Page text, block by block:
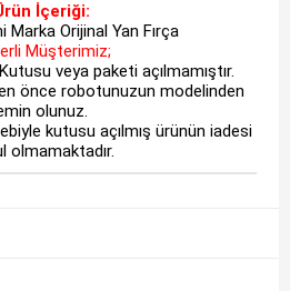
İçeriği:
Orijinal Yan Fırça
Müşterimiz;
veya paketi açılmamıştır.
önce robotunuzun modelinden
olunuz.
kutusu açılmış ürünün iadesi
olmamaktadır.